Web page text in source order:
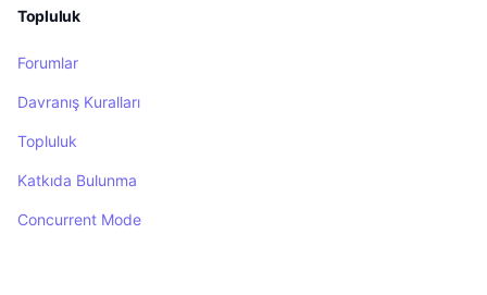
Topluluk
Forumlar
Davranış Kuralları
Topluluk
Katkıda Bulunma
Concurrent Mode